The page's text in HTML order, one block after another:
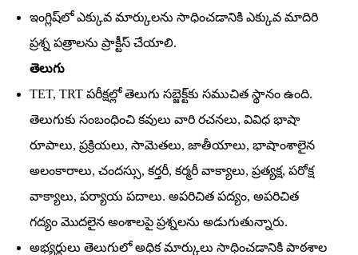
ఇంగ్లిష్‌లో ఎక్కువ మార్కులను సాధించడానికి ఎక్కువ మాదిరి
ప్రశ్న పత్రాలను ప్రాక్టీస్‌ చేయాలి.
తెలుగు
TET, TRT పరీక్షల్లో తెలుగు సబ్జెక్ట్‌కు సముచిత స్థానం ఉంది.
తెలుగుకు సంబంధించి కవులు వారి రచనలు, వివిధ భాషా
రూపాలు, ప్రక్రియలు, సామెతలు, జాతీయాలు, భాషాంశాలైన
అలంకారాలు, చందస్సు, కర్తరీ, కర్మరీ వాక్యాలు, ప్రత్యక్ష, పరోక్ష
వాక్యాలు, పర్యాయ పదాలు. అపరిచిత పద్యం, అపరిచిత
గద్యం మొదలైన అంశాలపై ప్రశ్నలను అడుగుతున్నారు.
అభ్యర్థులు తెలుగులో అధిక మార్కులు సాధించడానికి పాఠశాల